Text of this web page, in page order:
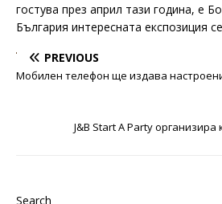
гостува през април тази година, е
България интересната експозиция
PREVIOUS
Мобилен телефон ще издава
J&B Start А Party
Search